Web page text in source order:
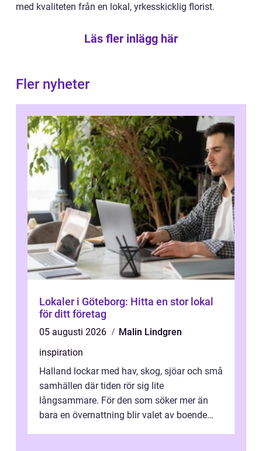
med kvaliteten från en lokal, yrkesskicklig florist.
Läs fler inlägg här
Fler nyheter
Lokaler i Göteborg: Hitta en stor lokal
för ditt företag
05 augusti 2026
Malin Lindgren
inspiration
Halland lockar med hav, skog, sjöar och små
samhällen där tiden rör sig lite
långsammare. För den som söker mer än
bara en övernattning blir valet av boende